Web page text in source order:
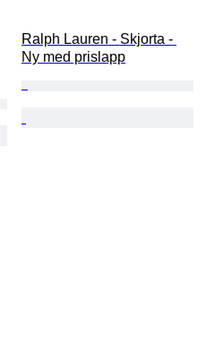
Ralph Lauren - Skjorta -
Ny med prislapp